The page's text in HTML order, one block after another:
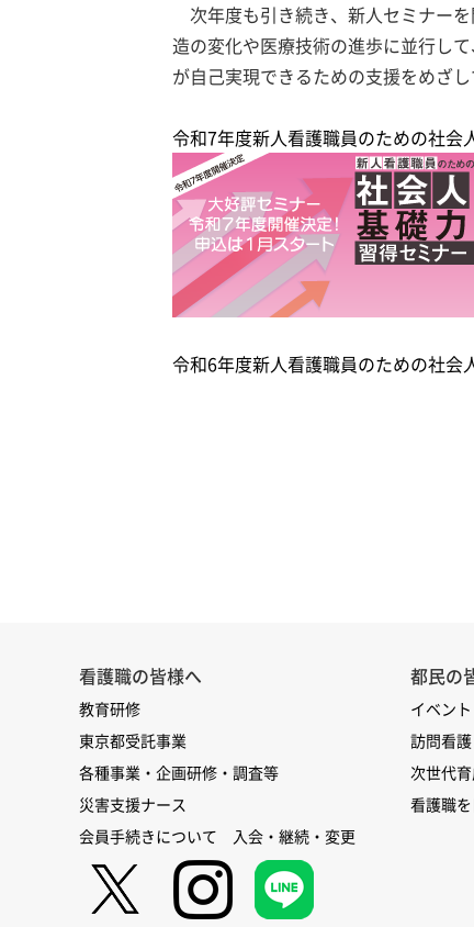
次年度も引き続き、新人セミナー
造の変化や医療技術の進歩に並行し
が自己実現できるための支援をめざ
令和7年度新人看護職員のための社
令和6年度新人看護職員のための社
看護職の皆様へ
教育研修
東京都受託事業
各種事業・企画研修・調査等
災害支援ナース
会員手続きについて 入会・継続・変更
都民の
イベント
訪問看護
次世代
看護職